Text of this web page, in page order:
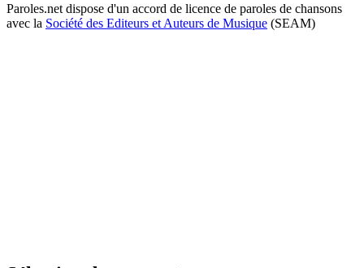
Paroles.net dispose d'un accord de licence de paroles de chansons
avec la Société des Editeurs et Auteurs de Musique (SEAM)